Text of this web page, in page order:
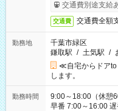
交通費別途支給
交通費 交通費全額
勤務地
千葉市緑区
鎌取駅 / 土気駅 /
≪自宅からドア
します。
勤務時間
9:00～18:00（休憩60分） ■ご希望があれば下記
早番 7:00～16:00 遅